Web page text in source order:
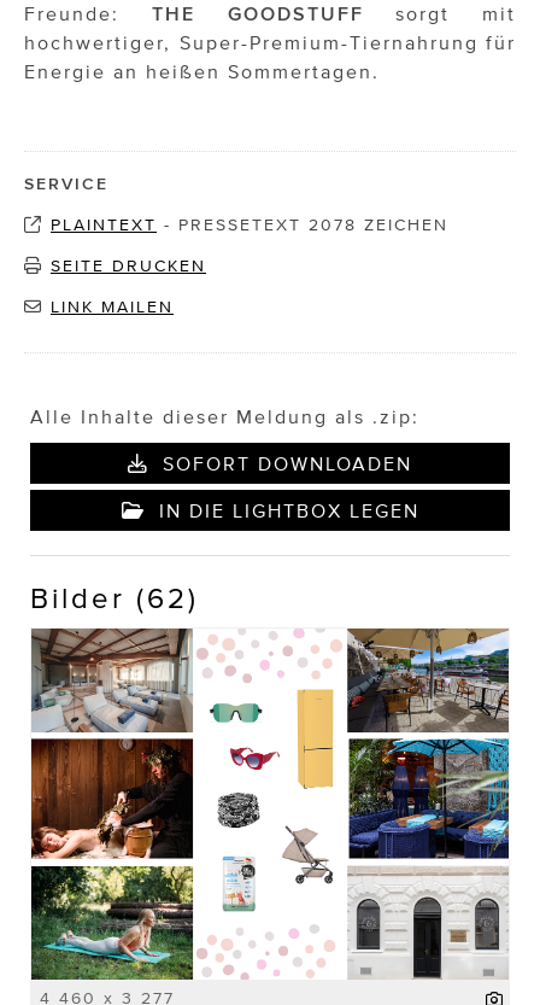
Freunde: THE GOODSTUFF sorgt mit
hochwertiger, Super-Premium-Tiernahrung für
Energie an heißen Sommertagen.
SERVICE
PLAINTEXT - PRESSETEXT 2078 ZEICHEN
SEITE DRUCKEN
LINK MAILEN
Alle Inhalte dieser Meldung als .zip:
SOFORT DOWNLOADEN
IN DIE LIGHTBOX LEGEN
Bilder (62)
4 460 x 3 277